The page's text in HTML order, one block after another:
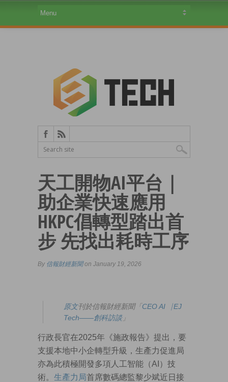
天工開物AI平台｜
助企業快速應用
HKPC倡轉型踏出首
步 先找出耗時工序
By 信報財經新聞on January 19, 2026
原文刊於信報財經新聞「CEO AI⎹ EJ
Tech——創科訪談」
行政長官在2025年《施政報告》提出，要
支援本地中小企轉型升級，生產力促進局
亦為此積極開發多項人工智能（AI）技
術。 生產力局首席數碼總監黎少斌近日接